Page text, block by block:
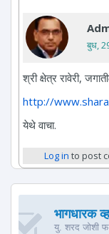
बुध,
श्री क्षेत्र रावेरी,
http://
येथे वाचा.
Log in to post
भागधारक
यु. शरद जोशी